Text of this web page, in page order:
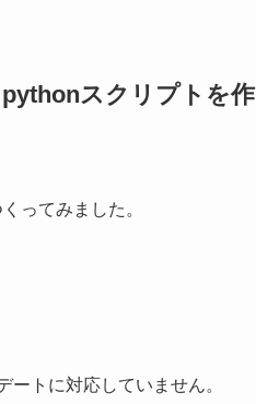
スクリプトを作
ってみました。
トに対応していません。